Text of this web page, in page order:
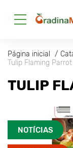
Página inicial
Tulip Flaming Parrot
TULIP
NOTÍCIAS